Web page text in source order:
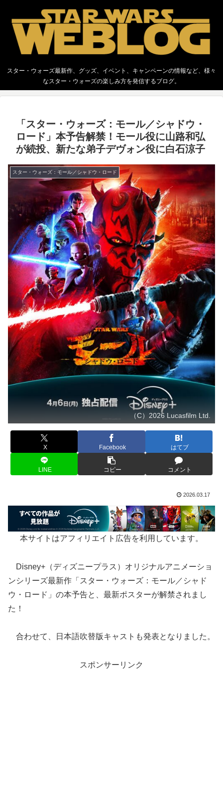
スター・ウォーズ最新作、グッズ、イベント、キャンペーンの情報など、様々
なスター・ウォーズの楽しみ方を発信するブログ。
「スター・ウォーズ：モール／シャドウ・
ロード」本予告解禁！モール役に山路和弘
が続投、新たな弟子デヴォン役に白石涼子
スター・ウォーズ：モール／シャドウ・ロード
（C）2026 Lucasfilm Ltd.
X Facebook はてブ
LINE コピー コメント
2026.03.17
本サイトはアフィリエイト広告を利用しています。
Disney+（ディズニープラス）オリジナルアニメーショ
ンシリーズ最新作「スター・ウォーズ：モール／シャド
ウ・ロード」の本予告と、最新ポスターが解禁されまし
た！
合わせて、日本語吹替版キャストも発表となりました。
スポンサーリンク